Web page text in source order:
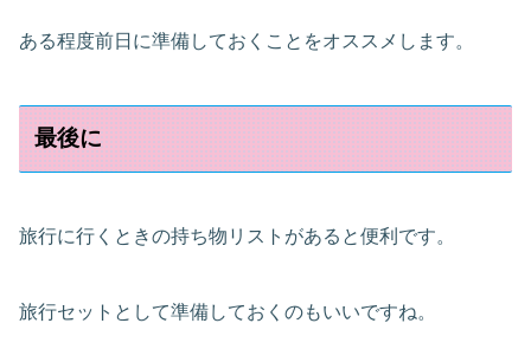
ある程度前日に準備しておくことをオススメします。
最後に
旅行に行くときの持ち物リストがあると便利です。
旅行セットとして準備しておくのもいいですね。